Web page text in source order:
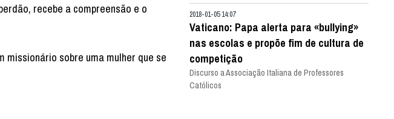
recebe a compreensão e o
missionário sobre uma mulher que se
2018-01-05 14:07
Vaticano: Papa alerta para «bullying»
nas escolas e propõe fim de cultura de
competição
Discurso a Associação Italiana de Professores
Católicos